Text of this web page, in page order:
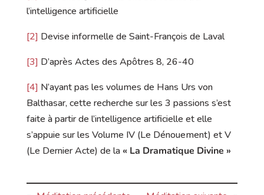
l’intelligence artificielle
[2] Devise informelle de Saint-François de Laval
[3] D’après Actes des Apôtres 8, 26-40
[4] N’ayant pas les volumes de Hans Urs von
Balthasar, cette recherche sur les 3 passions s’est
faite à partir de l’intelligence artificielle et elle
s’appuie sur les Volume IV (Le Dénouement) et V
(Le Dernier Acte) de la « La Dramatique Divine »